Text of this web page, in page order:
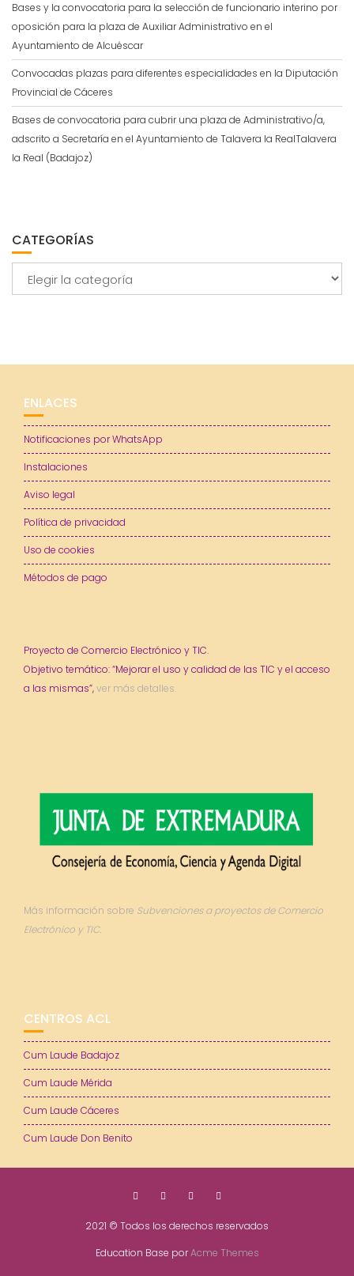
Bases y la convocatoria para la selección de funcionario interino por
oposición para la plaza de Auxiliar Administrativo en el
Ayuntamiento de Alcuéscar
Convocadas plazas para diferentes especialidades en la Diputación
Provincial de Cáceres
Bases de convocatoria para cubrir una plaza de Administrativo/a,
adscrito a Secretaría en el Ayuntamiento de Talavera la RealTalavera
la Real (Badajoz)
CATEGORÍAS
ENLACES
Notificaciones por WhatsApp
Instalaciones
Aviso legal
Política de privacidad
Uso de cookies
Métodos de pago
Proyecto de Comercio Electrónico y TIC.
Objetivo temático: “Mejorar el uso y calidad de las TIC y el acceso
a las mismas”,ver más detalles.
Más información sobre Subvenciones a proyectos de Comercio
Electrónico y TIC.
CENTROS ACL
Cum Laude Badajoz
Cum Laude Mérida
Cum Laude Cáceres
Cum Laude Don Benito
2021 © Todos los derechos reservados
Education Base porAcme Themes